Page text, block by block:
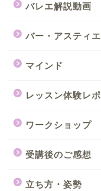
バレエ解説動画
バー・アスティエ
マインド
レッスン体験レポ
ワークショップ
受講後のご感想
立ち方・姿勢